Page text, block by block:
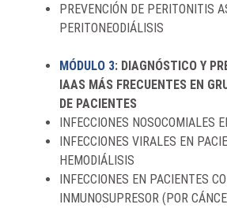
PREVENCIÓN DE PERITONITIS
PERITONEODIÁLISIS
MÓDULO 3: DIAGNÓSTICO Y
IAAS MÁS FRECUENTES EN
DE PACIENTES
INFECCIONES NOSOCOMIALES
INFECCIONES VIRALES EN
HEMODIÁLISIS
INFECCIONES EN PACIENTES
INMUNOSUPRESOR (POR